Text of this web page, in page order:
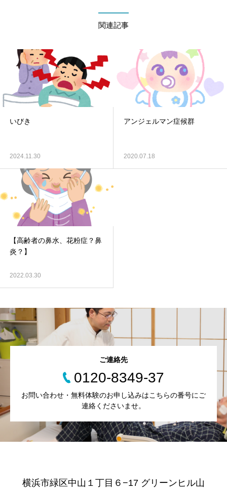
関連記事
いびき
2024.11.30
アンジェルマン症候群
2020.07.18
【高齢者の鼻水、花粉症？鼻
炎？】
2022.03.30
ご連絡先
0120-8349-37
お問い合わせ・無料体験のお申し込みはこちらの番号にご
連絡くださいませ。
横浜市緑区中山１丁目６−17 グリーンヒル山